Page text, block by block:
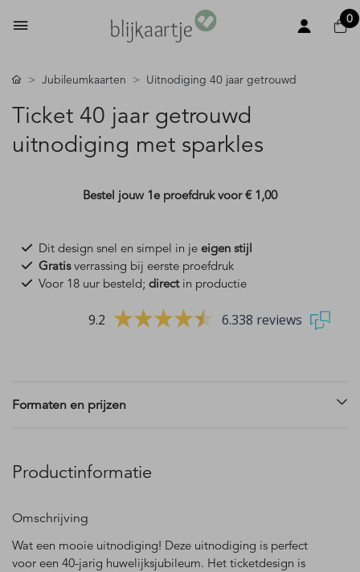
0
Jubileumkaarten Uitnodiging 40 jaar getrouwd
Ticket 40 jaar getrouwd
uitnodiging met sparkles
Bestel jouw 1e proefdruk voor€ 1,00
Dit design snel en simpel in je eigen stijl
Gratisverrassing bij eerste proefdruk
Voor 18 uur besteld; directin productie
9.2 6.338 reviews
Formaten en prijzen
Productinformatie
Omschrijving
Wat een mooie uitnodiging! Deze uitnodiging is perfect
voor een 40-jarig huwelijksjubileum. Het ticketdesign is